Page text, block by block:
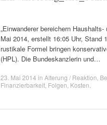
„Einwanderer bereichern
Mai 2014, erstellt 16:05 Uhr, Stand
rustikale Formel bringen
(HPL). Die Bundeskanzlerin und…
23. Mai 2014 in Alterung / Reaktion
Finanzierbarkeit Folgen Kosten